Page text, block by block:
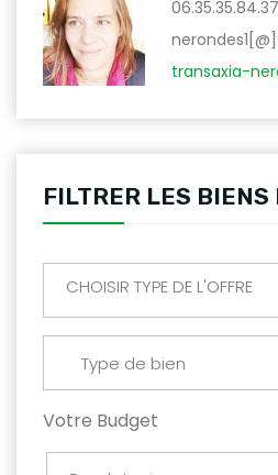
06.35.35.84.37
transaxia-
FILTRER LES BIENS
CHOISIR TYPE DE L'OFFRE
Type de bien
Votre Budget